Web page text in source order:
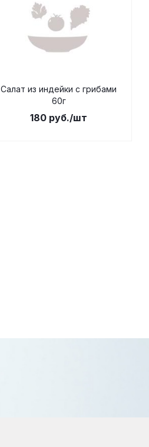
Салат из индейки с грибами
60г
180 руб./шт